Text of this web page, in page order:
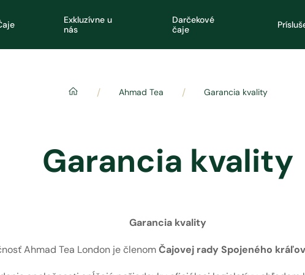
Exkluzívne u
nás
Darčekové
čaje
/ Ahmad Tea / Garancia kvality
Garancia kvality
Garancia kvality
Ahmad Tea London je členomČajovej rady Spojeného